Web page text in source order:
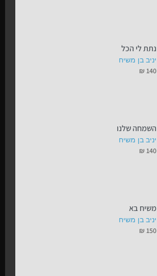
נתת לי הכל
יניב בן משיח
₪ 140
השמחה שלנו
יניב בן משיח
₪ 140
משיח בא
יניב בן משיח
₪ 150